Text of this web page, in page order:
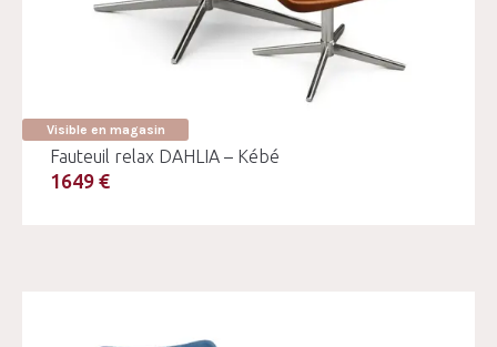
Visible en magasin
Fauteuil relax DAHLIA – Kébé
1649 €